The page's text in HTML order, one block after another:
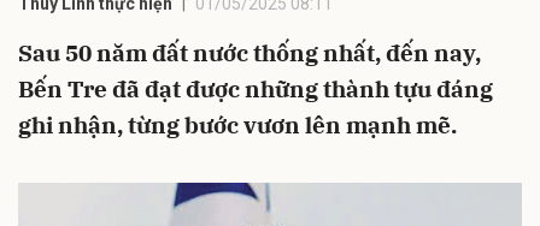
Sau 50 năm đất nước thống nhất, đến nay,
Bến Tre đã đạt được những thành tựu đáng
ghi nhận, từng bước vươn lên mạnh mẽ.
Hủy